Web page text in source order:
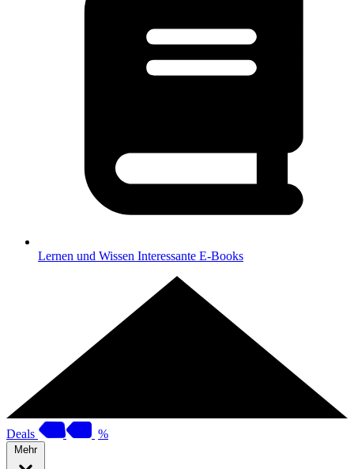
Lernen und Wissen Interessante E-Books
Deals %
Mehr